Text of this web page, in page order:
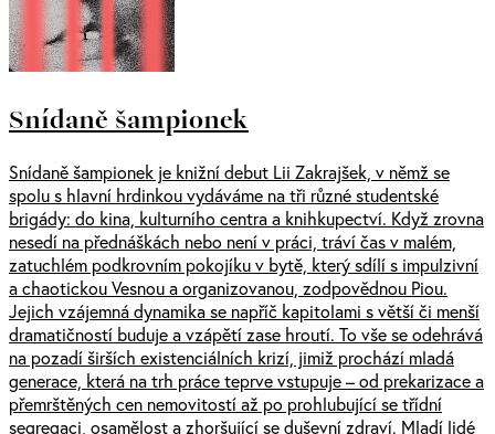
Snídaně šampionek
Snídaně šampionek je knižní debut Lii Zakrajšek, v němž se
spolu s hlavní hrdinkou vydáváme na tři různé studentské
brigády: do kina, kulturního centra a knihkupectví. Když zrovna
nesedí na přednáškách nebo není v práci, tráví čas v malém,
zatuchlém podkrovním pokojíku v bytě, který sdílí s impulzivní
a chaotickou Vesnou a organizovanou, zodpovědnou Piou.
Jejich vzájemná dynamika se napříč kapitolami s větší či menší
dramatičností buduje a vzápětí zase hroutí. To vše se odehrává
na pozadí širších existenciálních krizí, jimiž prochází mladá
generace, která na trh práce teprve vstupuje – od prekarizace a
přemrštěných cen nemovitostí až po prohlubující se třídní
segregaci, osamělost a zhoršující se duševní zdraví. Mladí lidé